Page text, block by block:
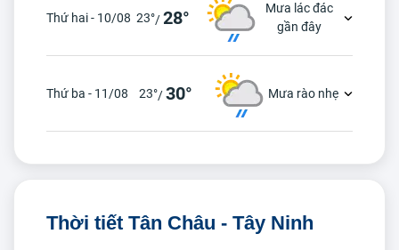
Thứ hai - 10/08 23°/28°
Mưa lác đác
gần đây
Thứ ba - 11/08 23°/30° Mưa rào nhẹ
Thời tiết Tân Châu - Tây Ninh